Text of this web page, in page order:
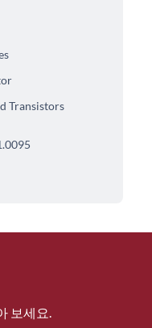
Transistors
보세요.